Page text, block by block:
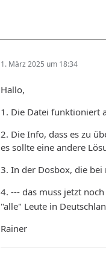
1. März 2025 um 18:34
Hallo,
1. Die Datei funktioniert
2. Die Info, dass es zu
es sollte eine andere
3. In der Dosbox, die
4. --- das muss jetzt
"alle" Leute in
Rainer